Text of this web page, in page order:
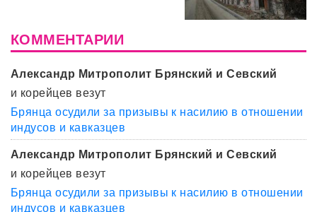
КОММЕНТАРИИ
Александр Митрополит Брянский и Севский
и корейцев везут
Брянца осудили за призывы к насилию в отношении
индусов и кавказцев
Александр Митрополит Брянский и Севский
и корейцев везут
Брянца осудили за призывы к насилию в отношении
индусов и кавказцев